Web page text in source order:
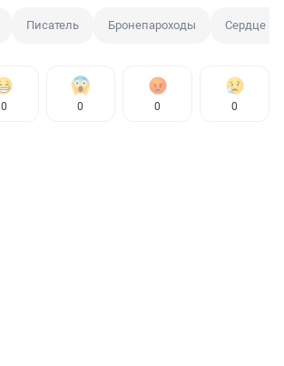
Писатель Бронепароходы Сердце
0 0 0 0